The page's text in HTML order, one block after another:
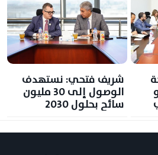
شريف فتحي: نستهدف
الوصول إلى 30 مليون
سائح بحلول 2030
السياحية